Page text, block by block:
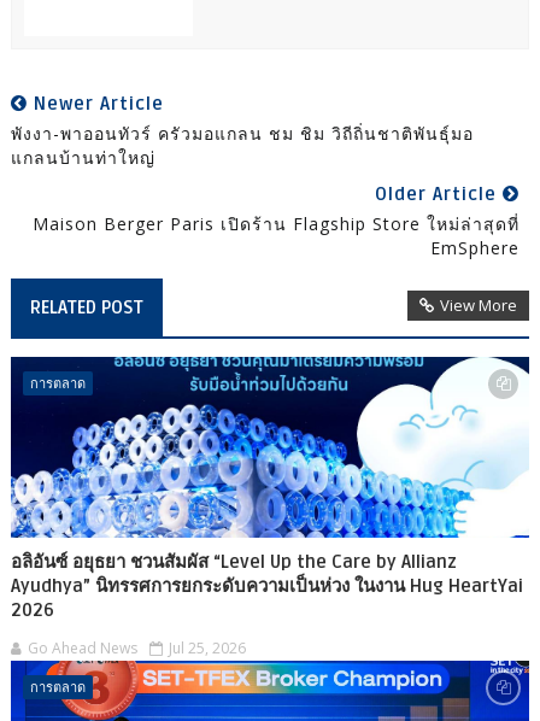
Newer Article
พังงา-พาออนทัวร์ ครัวมอแกลน ชม ชิม วิถีถิ่นชาติพันธุ์มอ
แกลนบ้านท่าใหญ่
Older Article
Maison Berger Paris เปิดร้าน Flagship Store ใหม่ล่าสุดที่
EmSphere
RELATED POST View More
การตลาด
อลิอันซ์ อยุธยา ชวนสัมผัส “Level Up the Care by Allianz
Ayudhya” นิทรรศการยกระดับความเป็นห่วง ในงาน Hug HeartYai
2026
Go Ahead News Jul 25, 2026
การตลาด